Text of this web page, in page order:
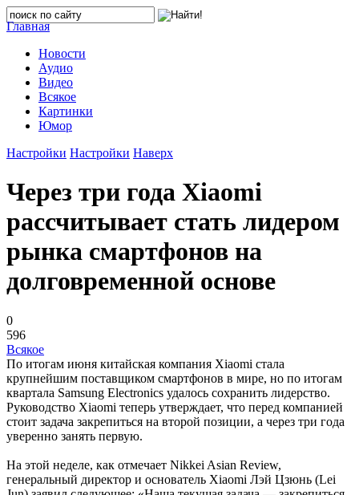
Главная
Новости
Аудио
Видео
Всякое
Картинки
Юмор
Настройки Настройки Наверх
Через три года Xiaomi
рассчитывает стать лидером
рынка смартфонов на
долговременной основе
0
596
Всякое
По итогам июня китайская компания Xiaomi стала
крупнейшим поставщиком смартфонов в мире, но по итогам
квартала Samsung Electronics удалось сохранить лидерство.
Руководство Xiaomi теперь утверждает, что перед компанией
стоит задача закрепиться на второй позиции, а через три года
уверенно занять первую.
На этой неделе, как отмечает Nikkei Asian Review,
генеральный директор и основатель Xiaomi Лэй Цзюнь (Lei